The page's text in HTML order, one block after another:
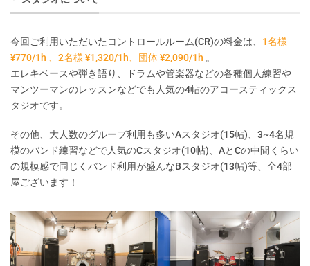
今回ご利用いただいたコントロールルーム(CR)の料金は、 1名様
¥770/1h 、2名様 ¥1,320/1h、団体 ¥2,090/1h 。
エレキベースや弾き語り、ドラムや管楽器などの各種個人練習や
マンツーマンのレッスンなどでも人気の4帖のアコースティックス
タジオです。
その他、大人数のグループ利用も多いAスタジオ(15帖)、3~4名規
模のバンド練習などで人気のCスタジオ(10帖)、AとCの中間くらい
の規模感で同じくバンド利用が盛んなBスタジオ(13帖)等、全4部
屋ございます！